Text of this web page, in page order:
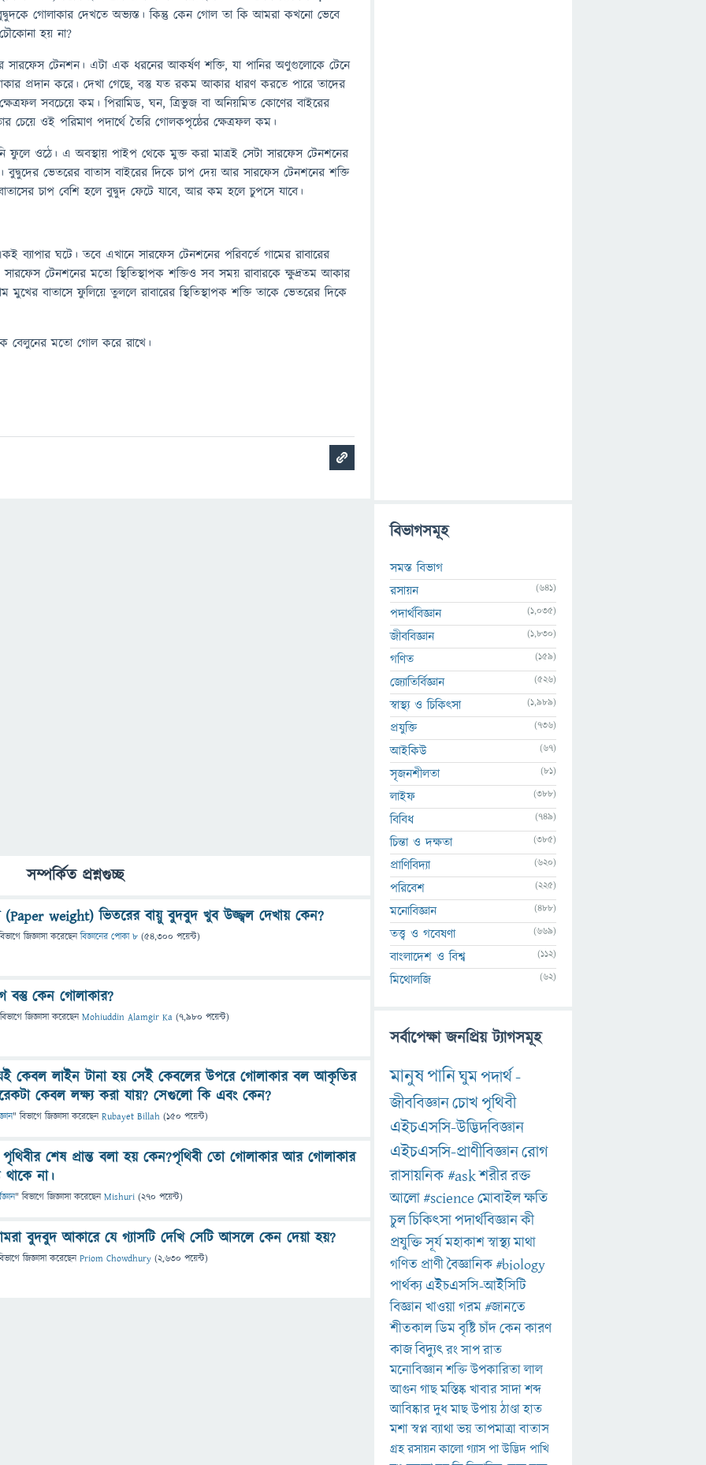
গোলাকার দেখতে অভ্যস্ত। কিন্তু কেন গোল তা কি আমরা কখনো ভেবে
হয় না?
সারফেস টেনশন। এটা এক ধরনের আকর্ষণ শক্তি, যা পানির অণুগুলোকে টেনে
প্রদান করে। দেখা গেছে, বস্তু যত রকম আকার ধারণ করতে পারে তাদের
সবচেয়ে কম। পিরামিড, ঘন, ত্রিভুজ বা অনিয়মিত কোণের বাইরের
চেয়ে ওই পরিমাণ পদার্থে তৈরি গোলকপৃষ্ঠের ক্ষেত্রফল কম।
ফুলে ওঠে। এ অবস্থায় পাইপ থেকে মুক্ত করা মাত্রই সেটা সারফেস টেনশনের
বুদ্বুদের ভেতরের বাতাস বাইরের দিকে চাপ দেয় আর সারফেস টেনশনের শক্তি
চাপ বেশি হলে বুদ্বুদ ফেটে যাবে, আর কম হলে চুপসে যাবে।
ব্যাপার ঘটে। তবে এখানে সারফেস টেনশনের পরিবর্তে গামের রাবারের
সারফেস টেনশনের মতো স্থিতিস্থাপক শক্তিও সব সময় রাবারকে ক্ষুদ্রতম আকার
মুখের বাতাসে ফুলিয়ে তুললে রাবারের স্থিতিস্থাপক শক্তি তাকে ভেতরের দিকে
বেলুনের মতো গোল করে রাখে।
সম্পর্কিত প্রশ্নগুচ্ছ
(Paper weight) ভিতরের বায়ু বুদবুদ খুব উজ্জ্বল দেখায় কেন?
জিজ্ঞাসাকরেছেনবিজ্ঞানের পোকা ৮ (54,300 পয়েন্ট)
বস্তু কেন গোলাকার?
জিজ্ঞাসাকরেছেনMohiuddin Alamgir Ka (7,980 পয়েন্ট)
কেবল লাইন টানা হয় সেই কেবলের উপরে গোলাকার বল আকৃতির
কেবল লক্ষ্য করা যায়? সেগুলো কি এবং কেন?
" বিভাগে জিজ্ঞাসাকরেছেনRubayet Billah (150 পয়েন্ট)
পৃথিবীর শেষ প্রান্ত বলা হয় কেন?পৃথিবী তো গোলাকার আর গোলাকার
থাকে না।
" বিভাগে জিজ্ঞাসাকরেছেনMishuri (270 পয়েন্ট)
বুদবুদ আকারে যে গ্যাসটি দেখি সেটি আসলে কেন দেয়া হয়?
জিজ্ঞাসাকরেছেনPriom Chowdhury (2,630 পয়েন্ট)
বিভাগসমূহ
সমস্ত বিভাগ
রসায়ন
(641)
পদার্থবিজ্ঞান (1,035)
জীববিজ্ঞান (1,830)
গণিত (159)
জ্যোতির্বিজ্ঞান (526)
স্বাস্থ্য ও চিকিৎসা (1,989)
প্রযুক্তি (736)
আইকিউ (67)
সৃজনশীলতা (81)
লাইফ (388)
বিবিধ (749)
চিন্তা ও দক্ষতা (385)
প্রাণিবিদ্যা (620)
পরিবেশ (225)
মনোবিজ্ঞান (488)
তত্ত্ব ও গবেষণা (669)
বাংলাদেশ ও বিশ্ব (112)
মিথোলজি (62)
সর্বাপেক্ষা জনপ্রিয় ট্যাগসমূহ
মানুষপানিঘুমপদার্থ-
জীববিজ্ঞানচোখপৃথিবী
এইচএসসি-উদ্ভিদবিজ্ঞান
এইচএসসি-প্রাণীবিজ্ঞানরোগ
রাসায়নিক#askশরীররক্ত
আলো#scienceমোবাইলক্ষতি
চুলচিকিৎসাপদার্থবিজ্ঞানকী
প্রযুক্তিসূর্যমহাকাশস্বাস্থ্যমাথা
গণিত প্রাণীবৈজ্ঞানিক#biology
পার্থক্য এইচএসসি-আইসিটি
বিজ্ঞানখাওয়াগরম#জানতে
শীতকালডিমবৃষ্টিচাঁদকেনকারণ
কাজবিদ্যুৎরংসাপরাত
মনোবিজ্ঞানশক্তিউপকারিতালাল
আগুনগাছমস্তিষ্কখাবারসাদাশব্দ
আবিষ্কারদুধমাছউপায়ঠাণ্ডাহাত
মশাস্বপ্নব্যাথাভয়তাপমাত্রাবাতাস
গ্রহরসায়নকালোগ্যাসপাউদ্ভিদপাখি